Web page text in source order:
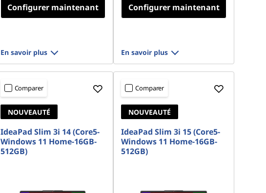
Configurer maintenant
En savoir plus
Configurer maintenant
En savoir plus
Comparer
NOUVEAUTÉ
IdeaPad Slim 3i 14 (Core5-
Windows 11 Home-16GB-
512GB)
Comparer
NOUVEAUTÉ
IdeaPad Slim 3i 15 (Core5-
Windows 11 Home-16GB-
512GB)